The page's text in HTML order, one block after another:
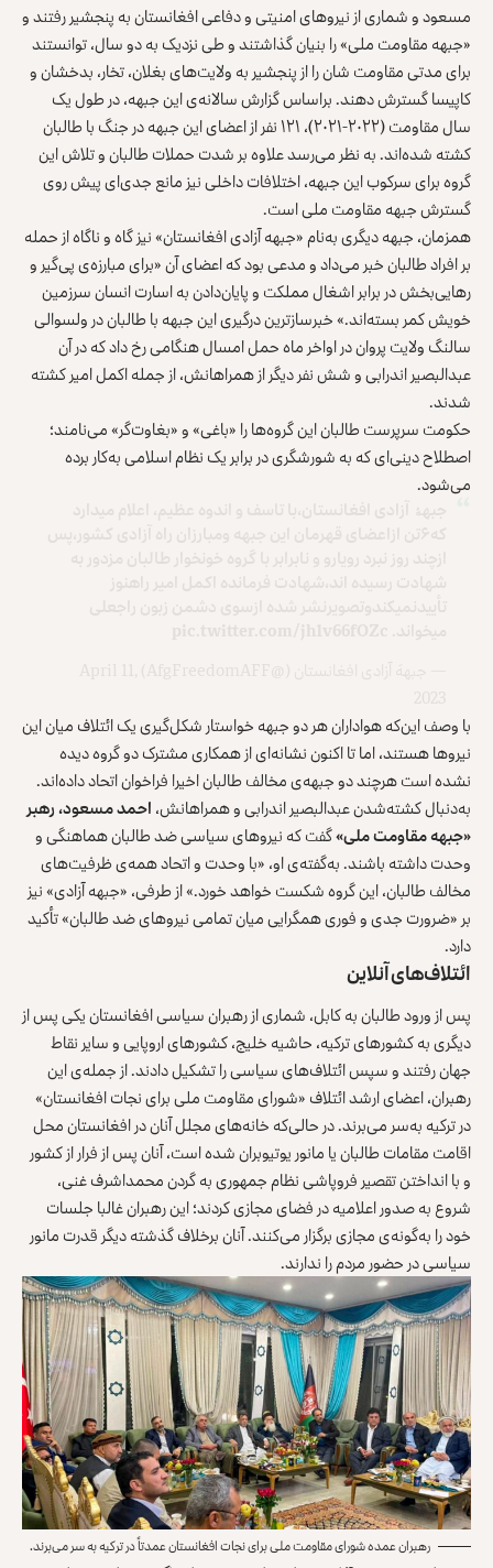
مسعود و شماری از نیروهای امنیتی و دفاعی افغانستان به پنجشیر رفتند و
«جبهه مقاومت ملی» را بنیان گذاشتند و طی نزدیک به دو سال، توانستند
برای مدتی مقاومت شان را از پنجشیر به ولایت‌های بغلان، تخار، بدخشان و
کاپیسا گسترش دهند. براساسگزارش سالانه‌یاین جبهه، در طول یک
سال مقاومت (۲۰۲۲-۲۰۲۱)، ۱۲۱ نفر از اعضای این جبهه در جنگ با طالبان
کشته شده‌اند. به نظر می‌رسد علاوه بر شدت حملات طالبان و تلاش این
گروه برای سرکوب این جبهه،اختلافات داخلینیز مانع جدی‌ای پیش روی
گسترش جبهه مقاومت ملی است.
همزمان، جبهه‌ دیگری به‌نام «جبهه آزادی افغانستان» نیز گاه و ناگاه از حمله
بر افراد طالبان خبر می‌داد و مدعی بود که اعضای آن «برای مبارزه‌ی پی‌گیر و
رهایی‌بخش در برابر اشغال مملکت و پایان‌دادن به اسارت انسان سرزمین
خویش کمر بسته‌اند.» خبرسازترین درگیری این جبهه با طالبان در ولسوالی
سالنگ ولایت پروان در اواخر ماه حمل امسال هنگامی رخ داد که در آن
عبدالبصیر اندرابی و شش نفر دیگر از همراهانش، از جمله اکمل امیر کشته
شدند.
حکومت سرپرست طالبان این گروه‌ها را «باغی» و «بغاوت‌گر» می‌نامند؛
اصطلاح دینی‌ای که به شورشگری در برابر یک نظام اسلامی به‌کار برده
می‌شود.
با وصف این‌که هواداران هر دو جبهه خواستار شکل‌گیری یک ائتلاف میان این
نیروها هستند، اما تا اکنون نشانه‌ای از همکاری مشترک دو گروه دیده
نشده است هرچند دو جبهه‌ی مخالف طالبان اخیرا فراخوان اتحاد داده‌اند.
به‌دنبال کشته‌شدن عبدالبصیر اندرابی و همراهانش،احمد مسعود، رهبر
«جبهه مقاومتملی»گفت که نیروهای سیاسی ضد طالبان هماهنگی و
وحدت داشته باشند. به‌گفته‌ی او، «با وحدت و اتحاد همه‌ی ظرفیت‌های
مخالف طالبان، این گروه شکست خواهد خورد.» از طرفی، «جبهه‌ آزادی» نیز
بر «ضرورت جدی و فوری همگرایی میان تمامی نیروهای ضد طالبان» تأکید
دارد.
ائتلاف‌های آنلاین
پس از ورود طالبان به کابل، شماری از رهبران سیاسی افغانستان یکی پس از
دیگری به کشورهای ترکیه، حاشیه خلیج، کشورهای اروپایی و سایر نقاط
جهان رفتند و سپس ائتلاف‌های سیاسی را تشکیل دادند. از جمله‌ی این
رهبران، اعضای ارشد ائتلاف «شورای مقاومت ملی برای نجات افغانستان»
در ترکیه به‌سر می‌برند. در حالی‌که خانه‌های مجلل آنان در افغانستان محل
اقامت مقامات طالبان یا مانور یوتیوبران شده است، آنان پس از فرار از کشور
و با انداختن تقصیر فروپاشی نظام جمهوری به گردن محمداشرف غنی،
شروع به صدور اعلامیه در فضای مجازی کردند؛ این رهبران غالبا جلسات
خود را به‌گونه‌ی مجازی برگزار می‌کنند. آنان برخلاف گذشته دیگر قدرت مانور
سیاسی در حضور مردم را ندارند.
رهبران عمده شورای مقاومت ملی برای نجات افغانستان عمدتاً در ترکیه به سر می‌برند.